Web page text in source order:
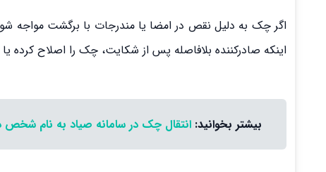
اگر چک به دلیل نقص در امضا یا مندرجات با برگشت مواجه
اینکه صادرکننده بلافاصله پس از شکایت، چک را اصلاح کرده
بیشتر بخوانید:انتقال چک در سامانه صیاد به نام شخص